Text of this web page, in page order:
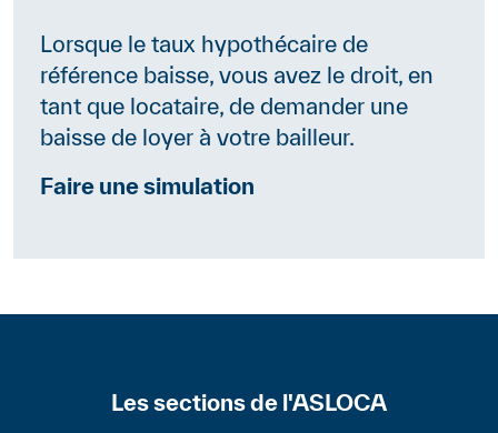
Lorsque le taux hypothécaire de
référence baisse, vous avez le droit, en
tant que locataire, de demander une
baisse de loyer à votre bailleur.
Faire une simulation
Les sections de l'ASLOCA